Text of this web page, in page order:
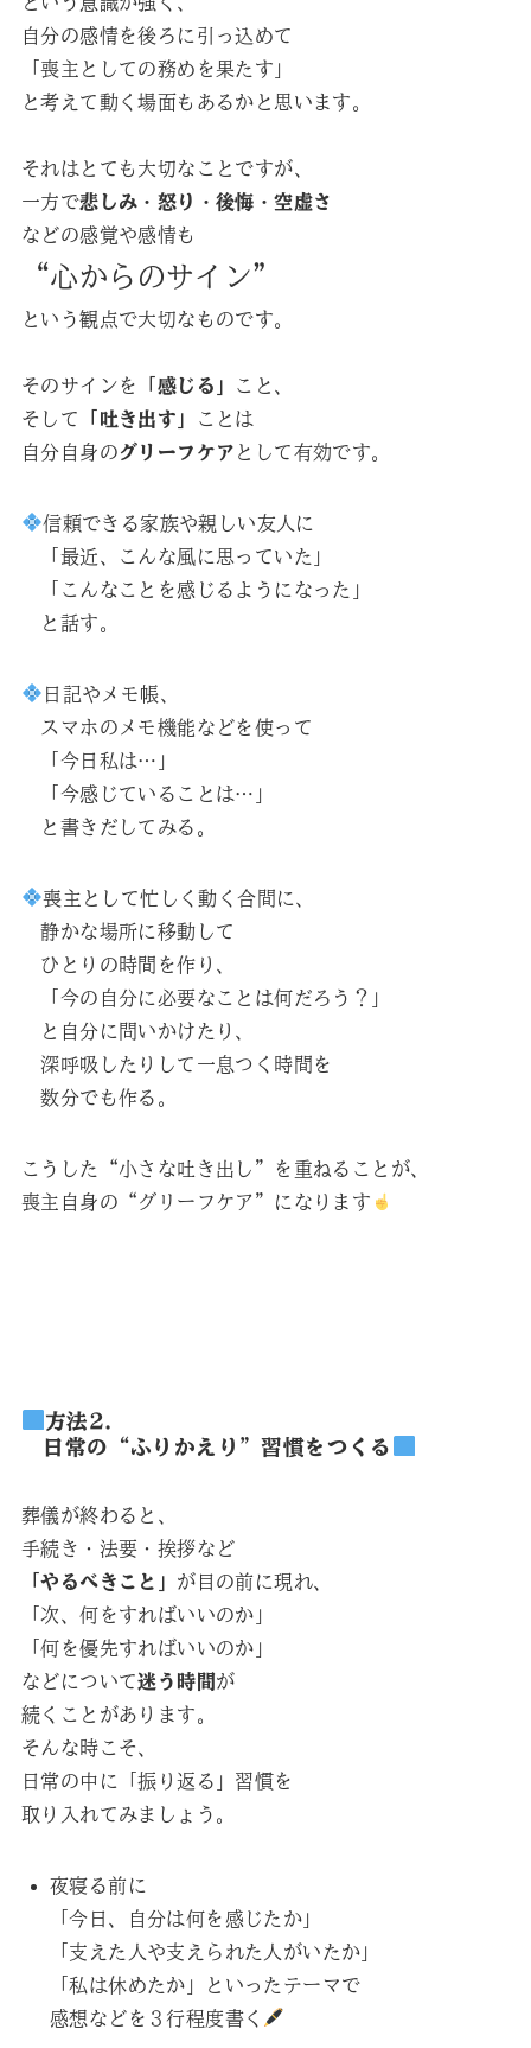
自分の感情を後ろに引っ込めて
「喪主としての務めを果たす」
と考えて動く場面もあるかと思います。
それはとても大切なことですが、
一方で悲しみ・怒り・後悔・空虚さ
などの感覚や感情も
“心からのサイン”
という観点で大切なものです。
そのサインを 「感じる」
こと、
そして
「吐き出す」
ことは
自分自身のグリーフケア として有効です。
信頼できる家族や親しい友人に
「最近、こんな風に思っていた」
「こんなことを感じるようになった」
と話す。
日記やメモ帳、
スマホのメモ機能などを使って
「今日私は…」
「今感じていることは…」
と書きだしてみる。
喪主として忙しく動く合間に、
静かな場所に移動して
ひとりの時間を作り、
「今の自分に必要なことは何だろう？」
と自分に問いかけたり、
深呼吸したりして一息つく時間を
数分でも作る。
こうした“小さな吐き出し”を重ねることが、
喪主自身の“グリーフケア”になります
方法2.
日常の“ふりかえり”習慣をつくる
葬儀が終わると、
手続き・法要・挨拶など
「やるべきこと」 が目の前に現れ、
「次、何をすればいいのか」
「何を優先すればいいのか」
などについて迷う時間 が
続くことがあります。
そんな時こそ、
日常の中に「振り返る」習慣を
取り入れてみましょう。
夜寝る前に
「今日、自分は何を感じたか」
「支えた人や支えられた人がいたか」
「私は休めたか」といったテーマで
感想などを３行程度書く